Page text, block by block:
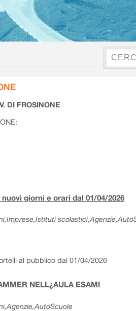
DI FROSINONE
giorni e orari dal 01/04/2026
al pubblico dal 01/04/2026
NELL¿AULA ESAMI